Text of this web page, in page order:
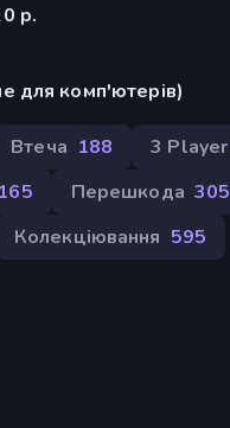
р.
для комп'ютерів)
Втеча 188 3 Player
Перешкода 305
Колекціювання 595